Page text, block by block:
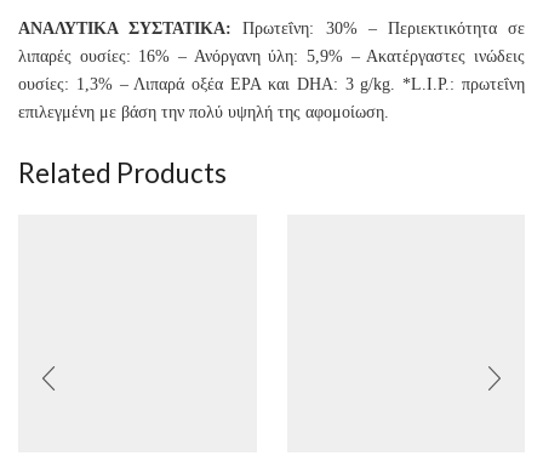
ΑΝΑΛΥΤΙΚΑ ΣΥΣΤΑΤΙΚΑ: Πρωτεΐνη: 30% – Περιεκτικότητα σε
λιπαρές ουσίες: 16% – Ανόργανη ύλη: 5,9% – Ακατέργαστες ινώδεις
ουσίες: 1,3% – Λιπαρά οξέα EPA και DHA: 3 g/kg. *L.I.P.: πρωτεΐνη
επιλεγμένη με βάση την πολύ υψηλή της αφομοίωση.
Related Products